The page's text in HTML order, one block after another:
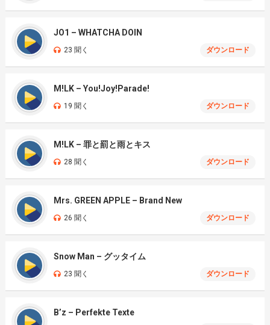
JO1 – WHATCHA DOIN
23 聞く ダウンロード
M!LK – You!Joy!Parade!
19 聞く ダウンロード
M!LK – 罪と罰と雨とキス
28 聞く ダウンロード
Mrs. GREEN APPLE – Brand New
26 聞く ダウンロード
Snow Man – グッタイム
23 聞く ダウンロード
B’z – Perfekte Texte